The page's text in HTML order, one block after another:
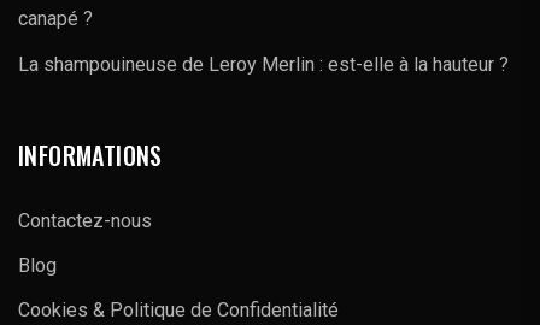
canapé ?
La shampouineuse de Leroy Merlin : est-elle à la hauteur ?
INFORMATIONS
Contactez-nous
Blog
Cookies & Politique de Confidentialité